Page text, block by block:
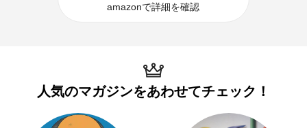
amazonで詳細を確認
人気のマガジンをあわせてチェック！